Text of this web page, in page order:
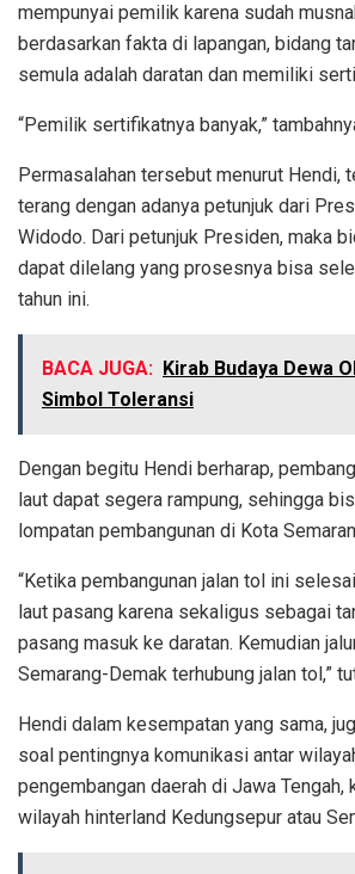
mempunyai pemilik karena sudah
berdasarkan fakta di lapangan, bidang
semula adalah daratan dan memiliki
“Pemilik sertifikatnya banyak,”
Permasalahan tersebut menurut Hendi,
terang dengan adanya petunjuk dari
Widodo. Dari petunjuk Presiden, maka
dapat dilelang yang prosesnya bisa
tahun ini.
BACA JUGA: Kirab Budaya Dewa
Simbol Toleransi
Dengan begitu Hendi berharap,
laut dapat segera rampung, sehingga
lompatan pembangunan di Kota
“Ketika pembangunan jalan tol ini
laut pasang karena sekaligus sebagai
pasang masuk ke daratan. Kemudian
Semarang-Demak terhubung jalan tol,”
Hendi dalam kesempatan yang sama,
soal pentingnya komunikasi antar
pengembangan daerah di Jawa Tengah,
wilayah hinterland Kedungsepur atau